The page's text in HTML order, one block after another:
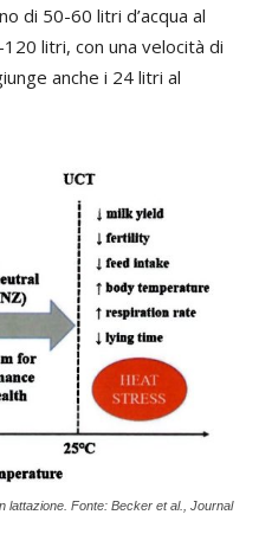
di 50-60 litri d’acqua al
litri, con una velocità di
anche i 24 litri al
lattazione. Fonte: Becker et al., Journal